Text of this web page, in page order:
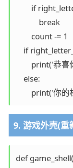
if
            break
        count -= 1
if
    else:
9. 游戏外壳(重
def